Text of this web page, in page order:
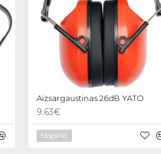
Aizsargaustiņas 26dB YATO
9.63€
Nopirkt